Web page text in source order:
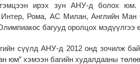
ирэх зун АНУ-д болох юм.
Интер, Рома, АС Милан, Английн
багууд оролцох мэдүүлгээ
сүүлд АНУ-д 2012 онд зочилж
юм” хэмээн багийн худалдааны